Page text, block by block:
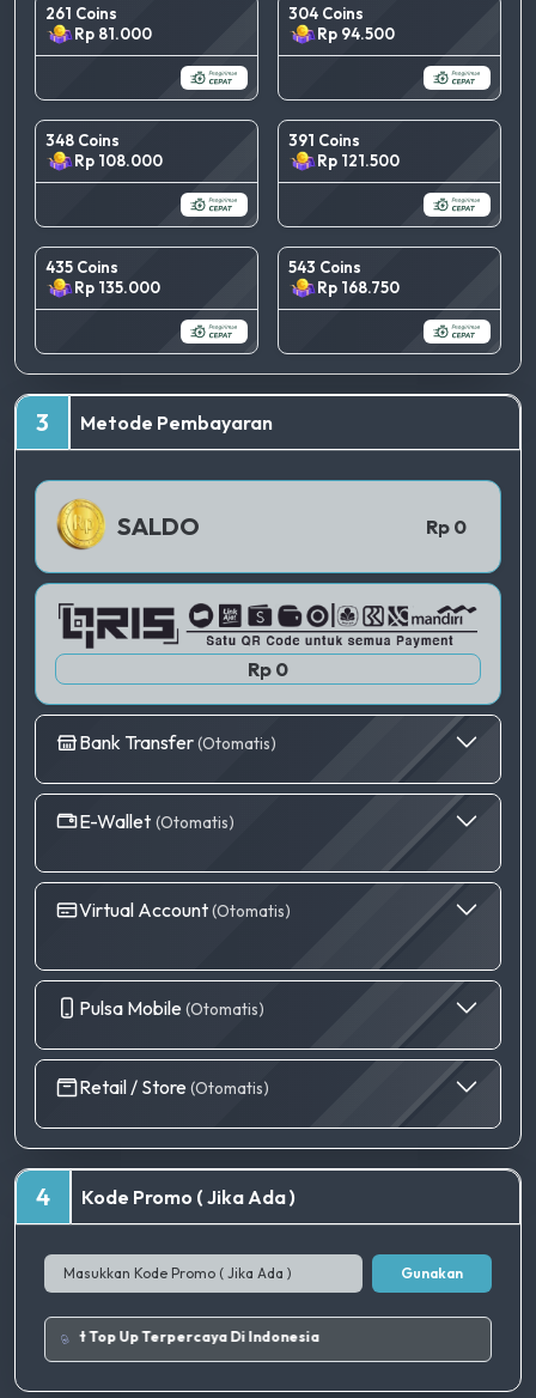
261 Coins
Rp 81.000
304 Coins
Rp 94.500
348 Coins
Rp 108.000
391 Coins
Rp 121.500
435 Coins
Rp 135.000
543 Coins
Rp 168.750
3 Metode Pembayaran
SALDO Rp 0
Rp 0
QRIS 1
Bank Transfer(Otomatis)
E-Wallet (Otomatis)
Virtual Account(Otomatis)
Pulsa Mobile (Otomatis)
Retail / Store (Otomatis)
4 Kode Promo ( Jika Ada )
Gunakan
Tempat Top Up Terpercaya Di Indonesia